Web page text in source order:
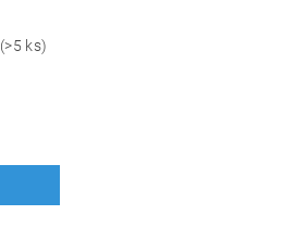
(>5 ks)